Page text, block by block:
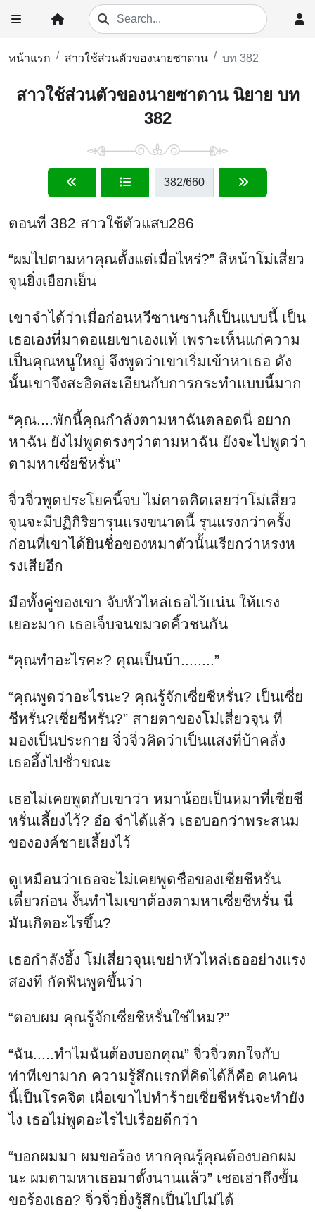
หน้าแรก สาวใช้ส่วนตัวของนายซาตาน บท 382
สาวใช้ส่วนตัวของนายซาตาน นิยาย บท
382
382/660
ตอนที่ 382 สาวใช้ตัวแสบ286
“ผมไปตามหาคุณตั้งแต่เมื่อไหร่?” สีหน้าโม่เสี่ยว
จุนยิ่งเยือกเย็น
เขาจำได้ว่าเมื่อก่อนหวีซานซานก็เป็นแบบนี้ เป็น
เธอเองที่มาตอแยเขาเองแท้ เพราะเห็นแก่ความ
เป็นคุณหนูใหญ่ จึงพูดว่าเขาเริ่มเข้าหาเธอ ดัง
นั้นเขาจึงสะอิดสะเอียนกับการกระทำแบบนี้มาก
“คุณ....พักนี้คุณกำลังตามหาฉันตลอดนี่ อยาก
หาฉัน ยังไม่พูดตรงๆว่าตามหาฉัน ยังจะไปพูดว่า
ตามหาเซี่ยชีหรั่น”
จิ่วจิ่วพูดประโยคนี้จบ ไม่คาดคิดเลยว่าโม่เสี่ยว
จุนจะมีปฏิกิริยารุนแรงขนาดนี้ รุนแรงกว่าครั้ง
ก่อนที่เขาได้ยินชื่อของหมาตัวนั้นเรียกว่าหรงห
รงเสียอีก
มือทั้งคู่ของเขา จับหัวไหล่เธอไว้แน่น ให้แรง
เยอะมาก เธอเจ็บจนขมวดคิ้วชนกัน
“คุณทำอะไรคะ? คุณเป็นบ้า........”
“คุณพูดว่าอะไรนะ? คุณรู้จักเซี่ยชีหรั่น? เป็นเซี่ย
ชีหรั่น?เซี่ยชีหรั่น?” สายตาของโม่เสี่ยวจุน ที่
มองเป็นประกาย จิ่วจิ่วคิดว่าเป็นแสงที่บ้าคลั่ง
เธออึ้งไปชั่วขณะ
เธอไม่เคยพูดกับเขาว่า หมาน้อยเป็นหมาที่เซี่ยชี
หรั่นเลี้ยงไว้? อ๋อ จำได้แล้ว เธอบอกว่าพระสนม
ขององค์ชายเลี้ยงไว้
ดูเหมือนว่าเธอจะไม่เคยพูดชื่อของเซี่ยชีหรั่น
เดี๋ยวก่อน งั้นทำไมเขาต้องตามหาเซี่ยชีหรั่น นี่
มันเกิดอะไรขึ้น?
เธอกำลังอึ้ง โม่เสี่ยวจุนเขย่าหัวไหล่เธออย่างแรง
สองที กัดฟันพูดขึ้นว่า
“ตอบผม คุณรู้จักเซี่ยชีหรั่นใช่ไหม?”
“ฉัน.....ทำไมฉันต้องบอกคุณ” จิ่วจิ่วตกใจกับ
ท่าทีเขามาก ความรู้สึกแรกที่คิดได้ก็คือ คนคน
นี้เป็นโรคจิต เผื่อเขาไปทำร้ายเซี่ยชีหรั่นจะทำยัง
ไง เธอไม่พูดอะไรไปเรื่อยดีกว่า
“บอกผมมา ผมขอร้อง หากคุณรู้คุณต้องบอกผม
นะ ผมตามหาเธอมาตั้งนานแล้ว” เชอเฮ่าถึงขั้น
ขอร้องเธอ? จิ่วจิ่วยิ่งรู้สึกเป็นไปไม่ได้